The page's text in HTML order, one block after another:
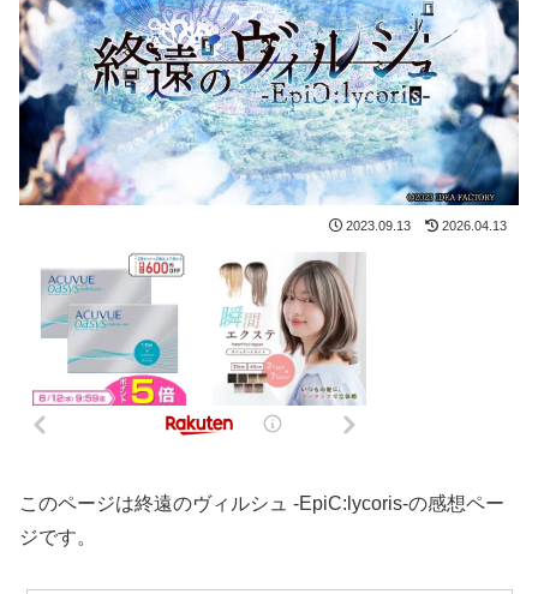
2023.09.13 2026.04.13
このページは終遠のヴィルシュ -EpiC:lycoris-の感想ペー
ジです。